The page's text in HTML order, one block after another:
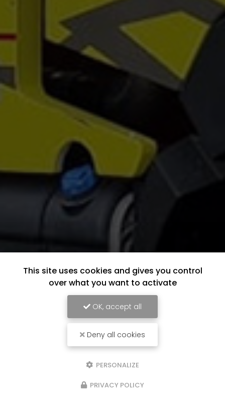
This site uses cookies and gives you control
over what you want to activate
OK, accept all
Deny all cookies
PERSONALIZE
PRIVACY POLICY